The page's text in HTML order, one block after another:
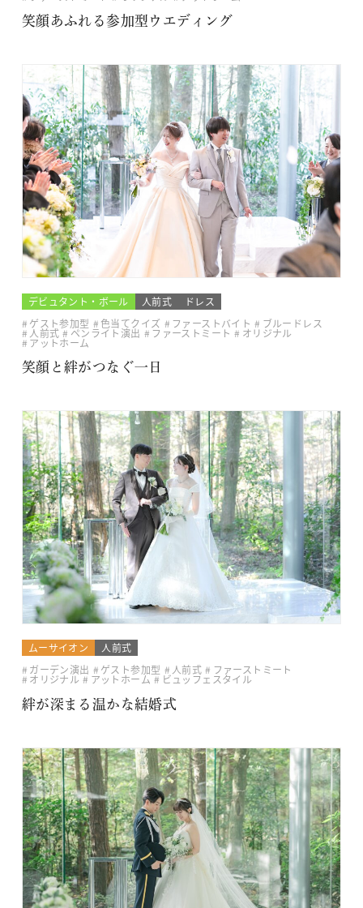
笑顔あふれる参加型ウエディング
デビュタント・ボール 人前式
ドレス
ゲスト参加型
色当てクイズ ファーストバイト ブルードレス
人前式 ペンライト演出 ファーストミート オリジナル
アットホーム
笑顔と絆がつなぐ一日
ムーサイオン
人前式
ガーデン演出
ゲスト参加型 人前式 ファーストミート
オリジナル アットホーム
ビュッフェスタイル
絆が深まる温かな結婚式